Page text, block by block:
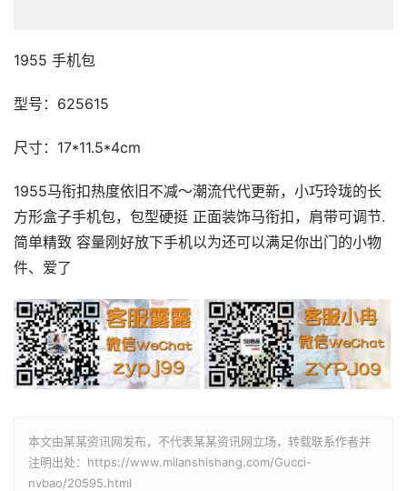
1955 手机包
型号：625615
尺寸：17*11.5*4cm
1955马衔扣热度依旧不减～潮流代代更新，小巧玲珑的长
方形盒子手机包，包型硬挺 正面装饰马衔扣，肩带可调节.
简单精致 容量刚好放下手机以为还可以满足你出门的小物
件、爱了
本文由某某资讯网发布，不代表某某资讯网立场，转载联系作者并
注明出处：https://www.milanshishang.com/Gucci-
nvbao/20595.html